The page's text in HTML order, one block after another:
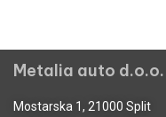
Metalia auto d.o.o.
Mostarska 1, 21000 Split